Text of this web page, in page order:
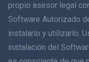
Română
Ελληνικά
propio asesor legal
Software Autorizado
instalarlo y utilizarlo.
instalación del